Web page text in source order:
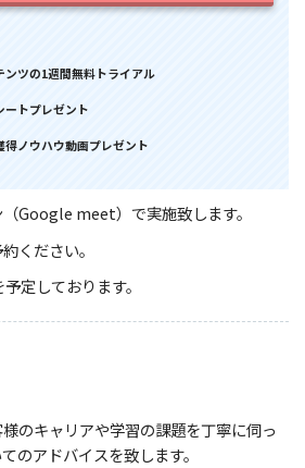
ンツの1週間無料トライアル
ートプレゼント
得ノウハウ動画プレゼント
Google meet）で実施致します。
ください。
定しております。
のキャリアや学習の課題を丁寧に伺っ
のアドバイスを致します。